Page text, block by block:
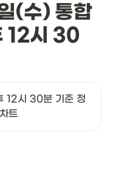
(수) 통합
12시 30
12시 30분 기준 정
트